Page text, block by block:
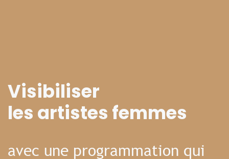
Visibiliser
les artistes femmes
avec une programmation qui